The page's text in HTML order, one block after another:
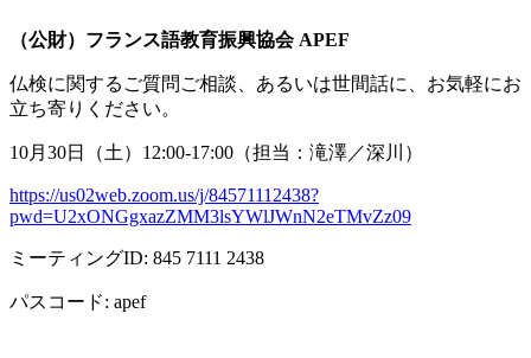
（公財）フランス語教育振興協会APEF
仏検に関するご質問ご相談、あるいは世間話に、お気軽にお
立ち寄りください。
10月 30日（土） 12:00-17:00 （担当：滝澤／深川）
https://us02web.zoom.us/j/84571112438?
pwd=U2xONGgxazZMM3lsYWlJWnN2eTMvZz09
ミーティングID: 845 7111 2438
パスコード: apef